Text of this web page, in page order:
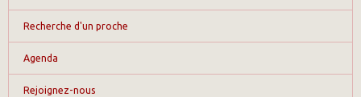
Recherche d'un proche
Agenda
Rejoignez-nous